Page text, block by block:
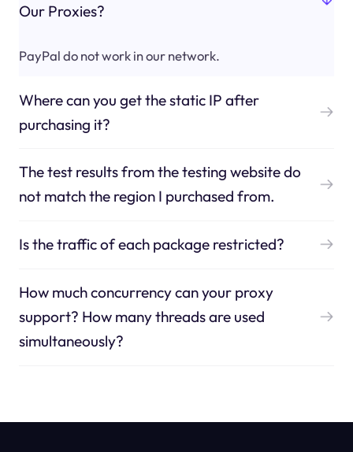
Our Proxies?
PayPal do not work in our network.
Where can you get the static IP after
purchasing it?
The test results from the testing website do
not match the region I purchased from.
Is the traffic of each package restricted?
How much concurrency can your proxy
support? How many threads are used
simultaneously?